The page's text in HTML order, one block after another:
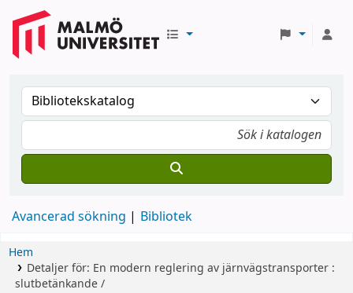
Avancerad sökning Bibliotek
Hem
Detaljer för: En modern reglering av järnvägstransporter :
slutbetänkande /